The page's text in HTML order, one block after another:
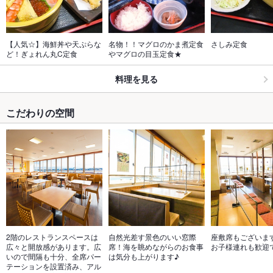
【人気☆】海鮮丼や天ぷらな
ど！ぎょれん丸C定食
名物！！マグロのかま煮定食
やマグロの目玉定食★
さしみ定食
料理を見る
こだわりの空間
2階のレストランスペースは
広々と開放感があります。広
いので間隔も十分、全席パー
テーションを設置済み、アル
自然光差す景色のいい窓際
席！海を眺めながらのお食事
は気分も上がります♪
座敷席もございま
お子様連れも歓迎